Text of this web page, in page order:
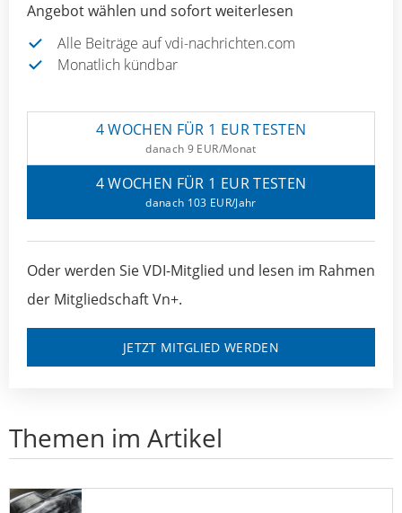
Angebot wählen und sofort weiterlesen
Alle Beiträge auf vdi-nachrichten.com
Monatlich kündbar
4 WOCHEN FÜR 1 EUR TESTEN
danach 9 EUR/Monat
4 WOCHEN FÜR 1 EUR TESTEN
danach 103 EUR/Jahr
Oder werden Sie VDI-Mitglied und lesen im Rahmen
der Mitgliedschaft Vn+.
JETZT MITGLIED WERDEN
Themen im Artikel